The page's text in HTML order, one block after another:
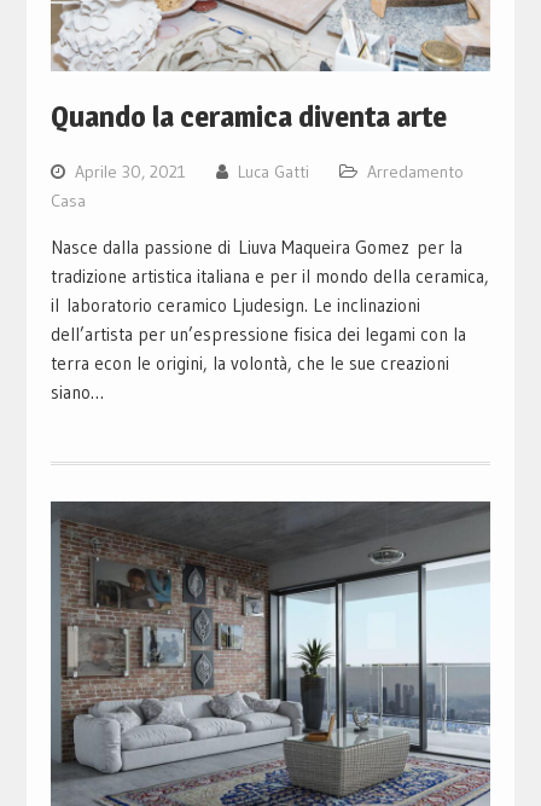
Quando la ceramica diventa arte
Aprile 30, 2021 Luca Gatti
Arredamento
Casa
Nasce dalla passione di Liuva Maqueira Gomez per la
tradizione artistica italiana e per il mondo della ceramica,
il laboratorio ceramico Ljudesign. Le inclinazioni
dell’artista per un’espressione fisica dei legami con la
terra econ le origini, la volontà, che le sue creazioni
siano…